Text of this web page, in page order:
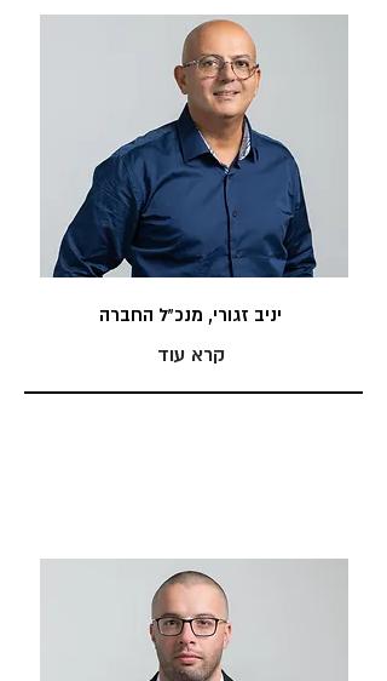
יניב זגורי, מנכ"ל החברה
קרא עוד